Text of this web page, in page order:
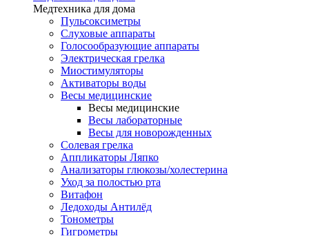
Медтехника для дома
Пульсоксиметры
Слуховые аппараты
Голосообразующие аппараты
Электрическая грелка
Миостимуляторы
Активаторы воды
Весы медицинские
Весы медицинские
Весы лабораторные
Весы для новорожденных
Солевая грелка
Аппликаторы Ляпко
Анализаторы глюкозы/холестерина
Уход за полостью рта
Витафон
Ледоходы Антилёд
Тонометры
Гигрометры